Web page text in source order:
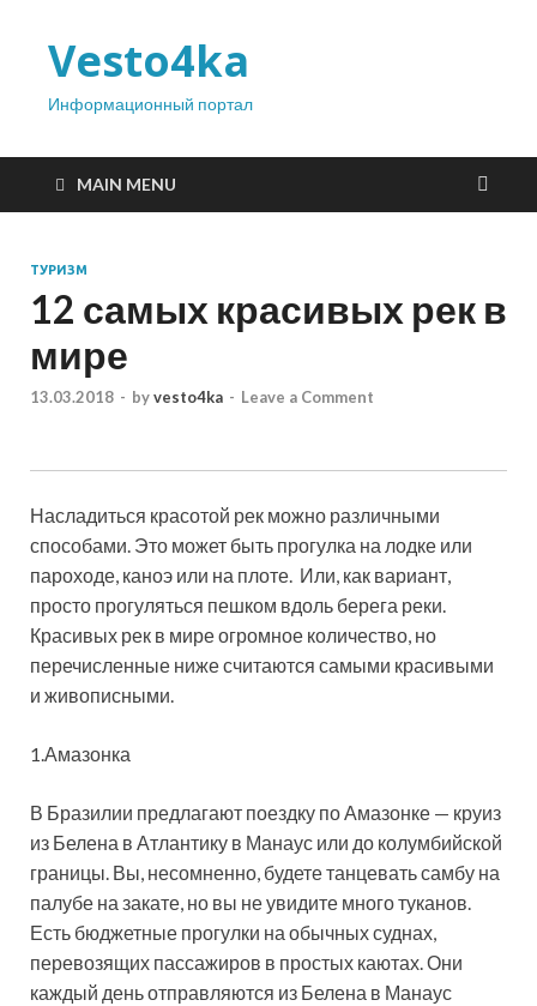
Vesto4ka
Информационный портал
MAIN MENU
ТУРИЗМ
12 самых красивых рек в
мире
13.03.2018 - byvesto4ka - Leave a Comment
Насладиться красотой рек можно различными
способами. Это может быть прогулка на лодке или
пароходе, каноэ или на плоте. Или, как вариант,
просто прогуляться пешком вдоль берега реки.
Красивых рек в мире огромное количество, но
перечисленные ниже считаются самыми красивыми
и живописными.
1.Амазонка
В Бразилии предлагают поездку по Амазонке — круиз
из Белена в Атлантику в Манаус или до колумбийской
границы. Вы, несомненно, будете танцевать самбу на
палубе на закате, но вы не увидите много туканов.
Есть бюджетные прогулки на обычных суднах,
перевозящих пассажиров в простых каютах. Они
каждый день отправляются из Белена в Манаус